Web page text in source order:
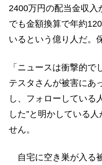
2400万円の配当金収入
でも金額換算で年約
いるという億り人だ。
「ニュースは衝撃的
テスタさんが被害にあ
し、フォローしている
した”と明かしている
せん。
自宅に空き巣が入る